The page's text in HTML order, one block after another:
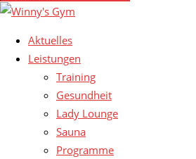
Aktuelles
Leistungen
Training
Gesundheit
Lady Lounge
Sauna
Programme